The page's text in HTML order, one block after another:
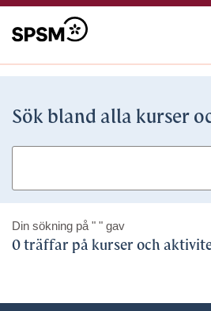
Sök bland alla kurser
Din sökning på " " gav
0 träffar på kurser och